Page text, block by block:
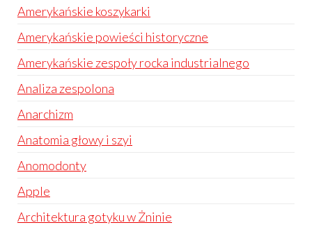
Amerykańskie koszykarki
Amerykańskie powieści historyczne
Amerykańskie zespoły rocka industrialnego
Analiza zespolona
Anarchizm
Anatomia głowy i szyi
Anomodonty
Apple
Architektura gotyku w Żninie